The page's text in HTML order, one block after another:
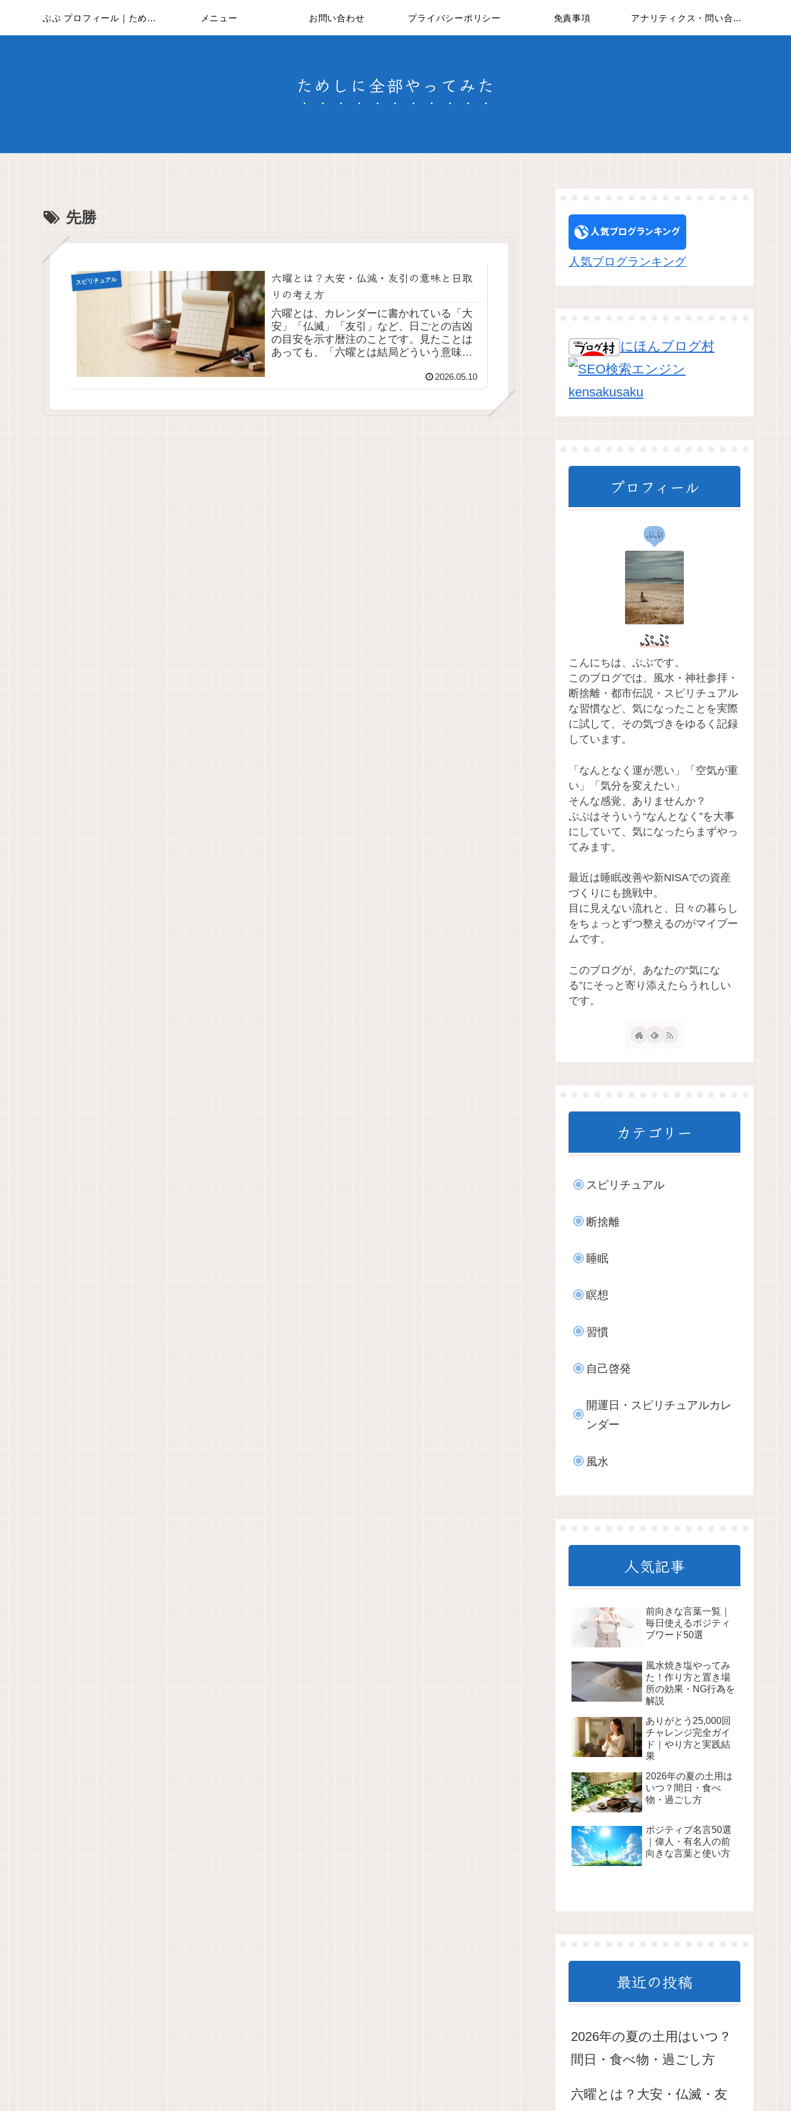
ためしに全部やってみた
ぷぷ プロフィール｜ためしに全部やってみた メニュー お問い合わせ プライバシーポリシー 免責事項 アナリティクス・問い合わせフォームについて
先勝
スピリチュアル
六曜とは？大安・仏滅・友引の意味と日取
りの考え方
六曜とは、カレンダーに書かれている「大
安」「仏滅」「友引」など、日ごとの吉凶
の目安を示す暦注のことです。見たことは
あっても、「六曜とは結局どういう意味な
じる方は多いのではないでしょうか。とく
に、結婚式や...
2026.05.10
人気ブログランキング
にほんブログ村
プロフィール
ぷぷ
ぷぷ
こんにちは、ぷぷです。
このブログでは、風水・神社参拝・
断捨離・都市伝説・スピリチュアル
な習慣など、気になったことを実際
に試して、その気づきをゆるく記録
しています。
「なんとなく運が悪い」「空気が重
い」「気分を変えたい」
そんな感覚、ありませんか？
ぷぷはそういう“なんとなく”を大事
にしていて、気になったらまずやっ
てみます。
最近は睡眠改善や新NISAでの資産
づくりにも挑戦中。
目に見えない流れと、日々の暮らし
をちょっとずつ整えるのがマイブー
ムです。
このブログが、あなたの“気にな
る”にそっと寄り添えたらうれしい
です。
カテゴリー
スピリチュアル
断捨離
睡眠
瞑想
習慣
自己啓発
開運日・スピリチュアルカレ
ンダー
風水
人気記事
前向きな言葉一覧｜
毎日使えるポジティ
ブワード50選
風水焼き塩やってみ
た！作り方と置き場
所の効果・NG行為を
解説
ありがとう25,000回
チャレンジ完全ガイ
ド｜やり方と実践結
果
2026年の夏の土用は
いつ？間日・食べ
物・過ごし方
ポジティブ名言50選
｜偉人・有名人の前
向きな言葉と使い方
最近の投稿
2026年の夏の土用はいつ？
間日・食べ物・過ごし方
六曜とは？大安・仏滅・友